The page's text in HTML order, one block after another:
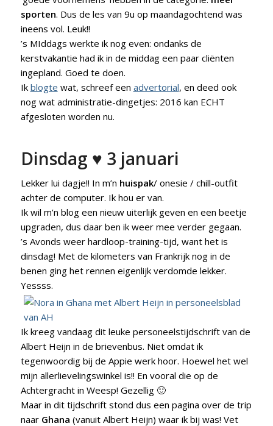
sporten. Dus de les van 9u op maandagochtend was
ineens vol. Leuk!!
’s MIddags werkte ik nog even: ondanks de
kerstvakantie had ik in de middag een paar cliënten
ingepland. Goed te doen.
Ik blogte wat, schreef een advertorial, en deed ook
nog wat administratie-dingetjes: 2016 kan ECHT
afgesloten worden nu.
Dinsdag ♥ 3 januari
Lekker lui dagje!! In m’n huispak/ onesie / chill-outfit
achter de computer. Ik hou er van.
Ik wil m’n blog een nieuw uiterlijk geven en een beetje
upgraden, dus daar ben ik weer mee verder gegaan.
’s Avonds weer hardloop-training-tijd, want het is
dinsdag! Met de kilometers van Frankrijk nog in de
benen ging het rennen eigenlijk verdomde lekker.
Yessss.
Ik kreeg vandaag dit leuke personeelstijdschrift van de
Albert Heijn in de brievenbus. Niet omdat ik
tegenwoordig bij de Appie werk hoor. Hoewel het wel
mijn allerlievelingswinkel is!! En vooral die op de
Achtergracht in Weesp! Gezellig 🙂
Maar in dit tijdschrift stond dus een pagina over de trip
naar Ghana (vanuit Albert Heijn) waar ik bij was! Vet